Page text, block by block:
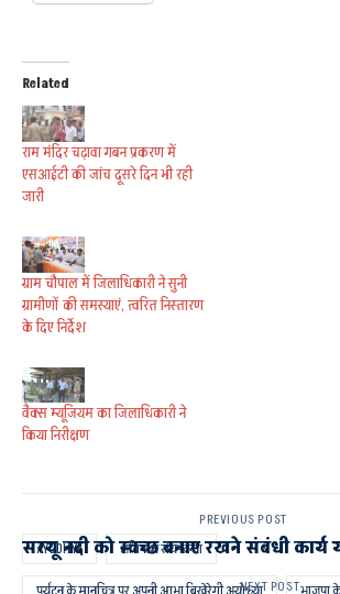
Related
राम मंदिर चढ़ावा गबन प्रकरण में
एसआईटी की जांच दूसरे दिन भी रही
जारी
ग्राम चौपाल में जिलाधिकारी ने सुनी
ग्रामीणों की समस्याएं, त्वरित निस्तारण
के दिए निर्देश
वैक्स म्यूजियम का जिलाधिकारी ने
किया निरीक्षण
AYODHYA अविनाश राय खन्ना
PREVIOUS POST
सरयू नदी को स्वच्छ बनाए रखने संबंधी कार्य
NEXT POST